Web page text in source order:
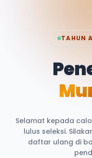
TAHUN
Selamat kepada
lulus seleksi.
daftar ulang di